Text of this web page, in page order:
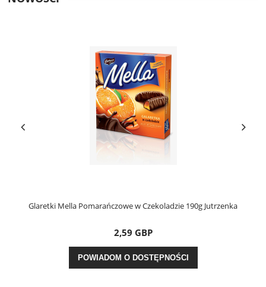
Glaretki Mella Pomarańczowe w Czekoladzie 190g Jutrzenka
2,59 GBP
POWIADOM O DOSTĘPNOŚCI